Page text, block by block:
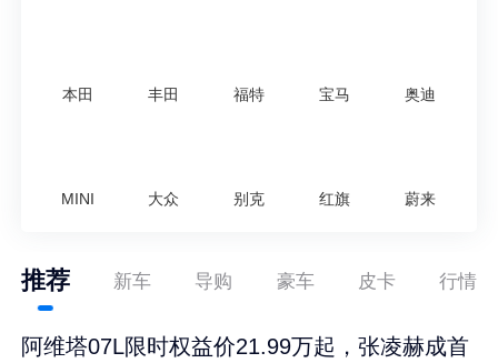
本田 丰田 福特 宝马 奥迪
MINI 大众 别克 红旗 蔚来
推荐 新车 导购 豪车 皮卡 行情
阿维塔07L限时权益价21.99万起，张凌赫成首